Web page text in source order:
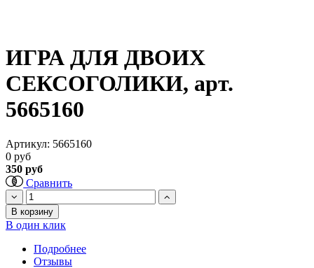
ИГРА ДЛЯ ДВОИХ
СЕКСОГОЛИКИ, арт.
5665160
Артикул: 5665160
0 руб
350 руб
Сравнить
В корзину
В один клик
Подробнее
Отзывы